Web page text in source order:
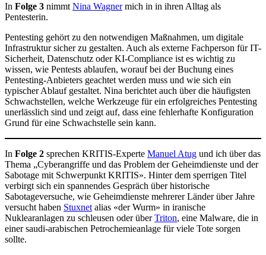
In Folge 3 nimmt Nina Wagnermich in in ihren Alltag als
Pentesterin.
Pentesting gehört zu den notwendigen Maßnahmen, um digitale
Infrastruktur sicher zu gestalten. Auch als externe Fachperson für IT-
Sicherheit, Datenschutz oder KI-Compliance ist es wichtig zu
wissen, wie Pentests ablaufen, worauf bei der Buchung eines
Pentesting-Anbieters geachtet werden muss und wie sich ein
typischer Ablauf gestaltet. Nina berichtet auch über die häufigsten
Schwachstellen, welche Werkzeuge für ein erfolgreiches Pentesting
unerlässlich sind und zeigt auf, dass eine fehlerhafte Konfiguration
Grund für eine Schwachstelle sein kann.
In Folge 2 sprechen KRITIS-Experte Manuel Atug und ich über das
Thema „Cyberangriffe und das Problem der Geheimdienste und der
Sabotage mit Schwerpunkt KRITIS». Hinter dem sperrigen Titel
verbirgt sich ein spannendes Gespräch über historische
Sabotageversuche, wie Geheimdienste mehrerer Länder über Jahre
versucht haben Stuxnet alias «der Wurm» in iranische
Nuklearanlagen zu schleusen oder überTriton, eine Malware, die in
einer saudi-arabischen Petrochemieanlage für viele Tote sorgen
sollte.